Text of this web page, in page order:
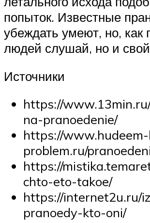
попыток. Известные
убеждать умеют, но, как
людей слушай, но и
Источники
https://
na-pranoedenie/
https://
problem.ru/
https://
chto-eto-takoe/
https://internet2u.ru/
pranoedy-kto-oni/